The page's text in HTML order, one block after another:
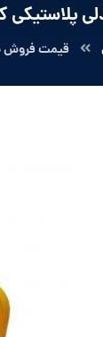
پلاستیکی
قیمت فروش